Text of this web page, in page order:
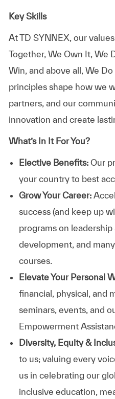
Key Skills
At TD SYNNEX, our
Together, We Own It, We
Win, and above all, We
principles shape how we
partners, and our
innovation and create
What’s In It For You?
Elective Benefits:Our
your country to best
Grow Your Career:
success (and keep up
programs on
development, and
courses.
Elevate Your Personal
financial, physical, and
seminars, events, and
Empowerment
Diversity, Equity &
to us; valuing every
us in celebrating our
inclusive education,